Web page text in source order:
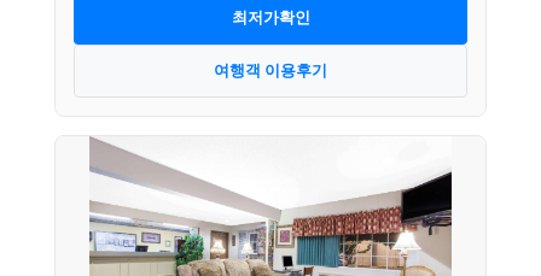
최저가확인
여행객 이용후기